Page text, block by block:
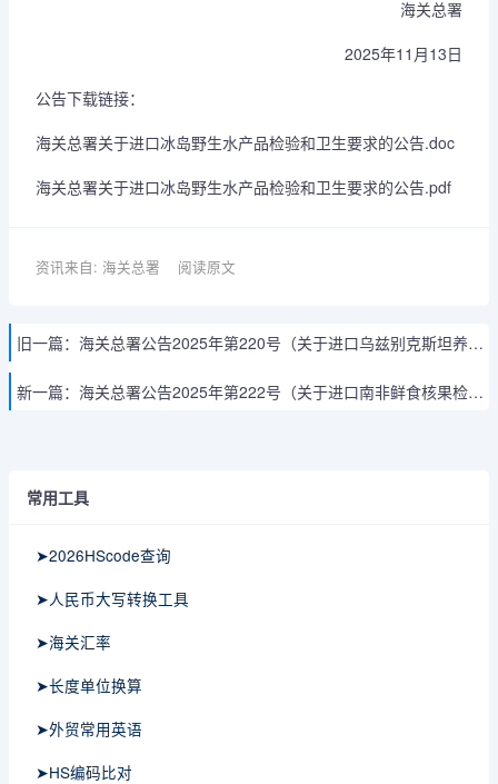
海关总署
2025年11月13日
公告下载链接：
海关总署关于进口冰岛野生水产品检验和卫生要求的公告.doc
海关总署关于进口冰岛野生水产品检验和卫生要求的公告.pdf
资讯来自: 海关总署 阅读原文
旧一篇： 海关总署公告2025年第220号（关于进口乌兹别克斯坦养殖水产品检验检疫和兽医卫生要求的公告）
新一篇： 海关总署公告2025年第222号（关于进口南非鲜食核果检疫要求的公告）
常用工具
➤2026HScode查询
➤人民币大写转换工具
➤海关汇率
➤长度单位换算
➤外贸常用英语
➤HS编码比对